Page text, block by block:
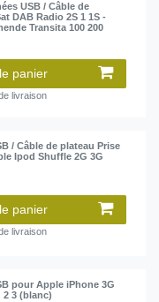
USB / Câble de
DAB Radio 2S 1 1S -
Transita 100 200
panier
livraison
/ Câble de plateau Prise
Ipod Shuffle 2G 3G
panier
livraison
pour Apple iPhone 3G
2 3 (blanc)